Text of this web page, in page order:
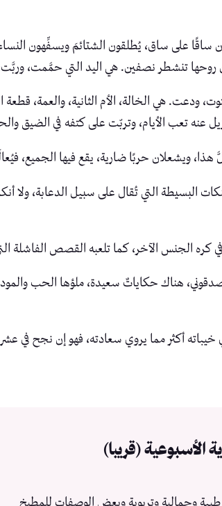
على ساق، يُطلقون الشتائمَ ويسفِّهون
تنشطر نصفين. هي اليد التي حمَّمت،
ودعت. هي الخالة، الأم الثانية، والعمة، قطعة
عنه تعب الأيام، وتربّت على كتفه في الضيق
ويشعلان حربًا ضارية، يقع فيها الجميع،
البسيطة التي تُقال على سبيل الدعابة،
كره الجنس الآخر، كما تلعبه القصص الفاشلة
هناك حكاياتٌ سعيدة، ملؤها الحب
خيباته أكثر مما يروي سعادته، فهو إن نجح في
الأسبوعية (قريبا)
وجمالية وتربوية وبعض الوصفات للمطبخ